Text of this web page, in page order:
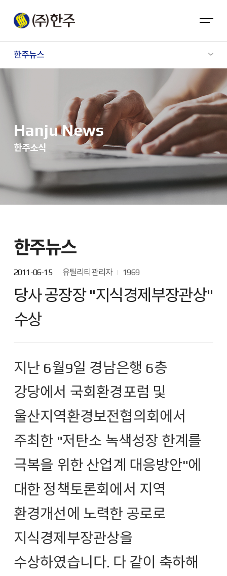
한주뉴스
Hanju News
한주소식
한주뉴스
2011-06-15 유틸리티관리자 1969
당사 공장장 "지식경제부장관상"
수상
지난 6월9일 경남은행 6층
강당에서 국회환경포럼 및
울산지역환경보전협의회에서
주최한 "저탄소 녹색성장 한계를
극복을 위한 산업계 대응방안"에
대한 정책토론회에서 지역
환경개선에 노력한 공로로
지식경제부장관상을
수상하였습니다. 다 같이 축하해